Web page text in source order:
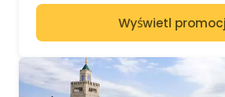
Wyświetl